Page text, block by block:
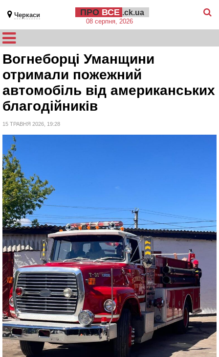
Черкаси ПРО ВСЕ .ck.ua
08 серпня, 2026
Вогнеборці Уманщини
отримали пожежний
автомобіль від американських
благодійників
15 ТРАВНЯ 2026, 19:28